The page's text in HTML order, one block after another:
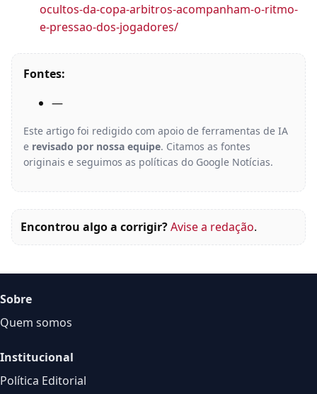
ocultos-da-copa-arbitros-acompanham-o-ritmo-
e-pressao-dos-jogadores/
Fontes:
—
Este artigo foi redigido com apoio de ferramentas de IA
e revisado por nossa equipe. Citamos as fontes
originais e seguimos as políticas do Google Notícias.
Encontrou algo a corrigir?Avise a redação.
Sobre
Quem somos
Institucional
Política Editorial